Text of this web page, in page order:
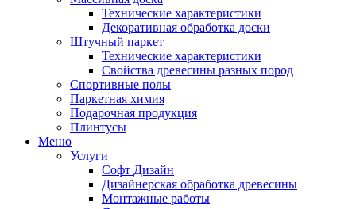
Технические характеристики
Декоративная обработка доски
Штучный паркет
Технические характеристики
Свойства древесины разных пород
Спортивные полы
Паркетная химия
Подарочная продукция
Плинтусы
Меню
Услуги
Софт Дизайн
Дизайнерская обработка древесины
Монтажные работы